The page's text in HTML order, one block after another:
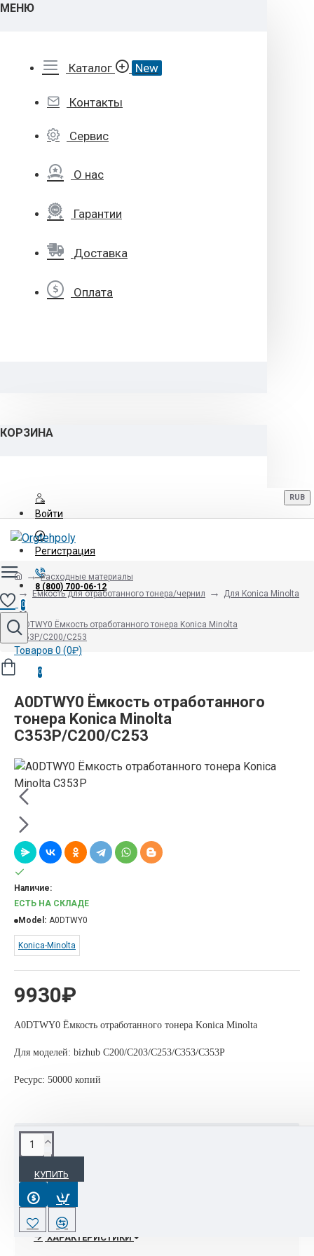
МЕНЮ
Каталог New
Контакты
Сервис
О нас
Гарантии
Доставка
Оплата
КОРЗИНА
Войти
Регистрация
8 (800) 700-06-12
RUB
0
Товаров 0 (0₽)
0
Расходные материалы
Емкость для отработанного тонера/чернил
Для Konica Minolta
A0DTWY0 Ёмкость отработанного тонера Konica Minolta
C353P/C200/C253
A0DTWY0 Ёмкость отработанного
тонера Konica Minolta
C353P/C200/C253
9930₽
Наличие:
ЕСТЬ НА СКЛАДЕ
Model: A0DTWY0
Konica-Minolta
A0DTWY0 Ёмкость отработанного тонера Konica Minolta
Для моделей: bizhub C200/C203/C253/C353/C353P
Ресурс: 50000 копий
КУПИТЬ
ОПИСАНИЕ
- 90% оргтехники, расходных материалов и запчастей Konica
Minolta всегда есть в наличии на складе в Москве.
- Срочная поставка раритетных позиций под заказ от 14-21
дней, при наличии в Европе.
ХАРАКТЕРИСТИКИ